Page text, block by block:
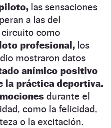
las sensaciones
a las del
como
profesional, los
mostraron datos
anímico positivo
la práctica deportiva.
durante el
como la felicidad,
o la excitación.